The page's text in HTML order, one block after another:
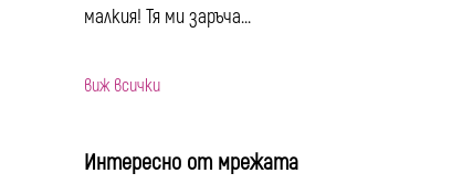
малкия! Тя ми заръча...
виж всички
Интересно от мрежата